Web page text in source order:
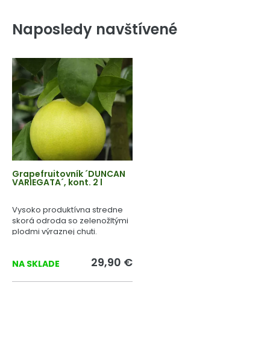
Naposledy navštívené
Grapefruitovník ´DUNCAN
VARIEGATA´, kont. 2 l
Vysoko produktívna stredne
skorá odroda so zelenožltými
plodmi výraznej chuti.
NA SKLADE 29,90 €